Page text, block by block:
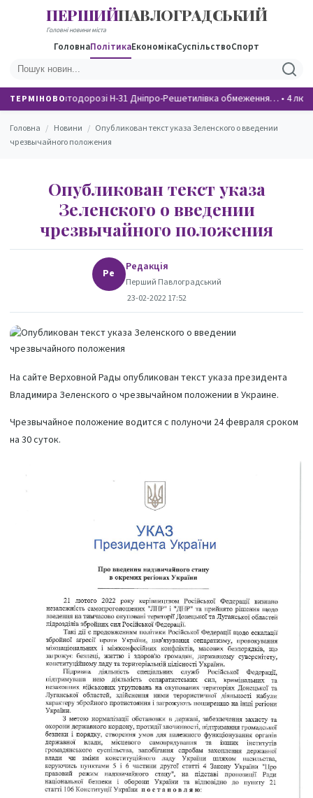
ПЕРШИЙПАВЛОГРАДСЬКИЙ
Головні новини міста
ГоловнаПолітикаЕкономікаСуспільствоСпорт
ТЕРМІНОВОНа автодорозі Н-31 Дніпро-Решетилівка обмеження… •4
Головна / Новини / Опубликован текст указа Зеленского о введении
чрезвычайного положения
Опубликован текст указа
Зеленского о введении
чрезвычайного положения
Ре Редакція
Перший Павлоградський
23-02-2022 17:52
На сайте Верховной Рады опубликован текст указа президента
Владимира Зеленского о чрезвычайном положении в Украине.
Чрезвычайное положение водится с полуночи 24 февраля сроком
на 30 суток.